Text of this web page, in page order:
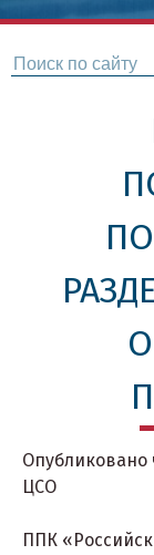
Опубликовано
ЦСО
ППК